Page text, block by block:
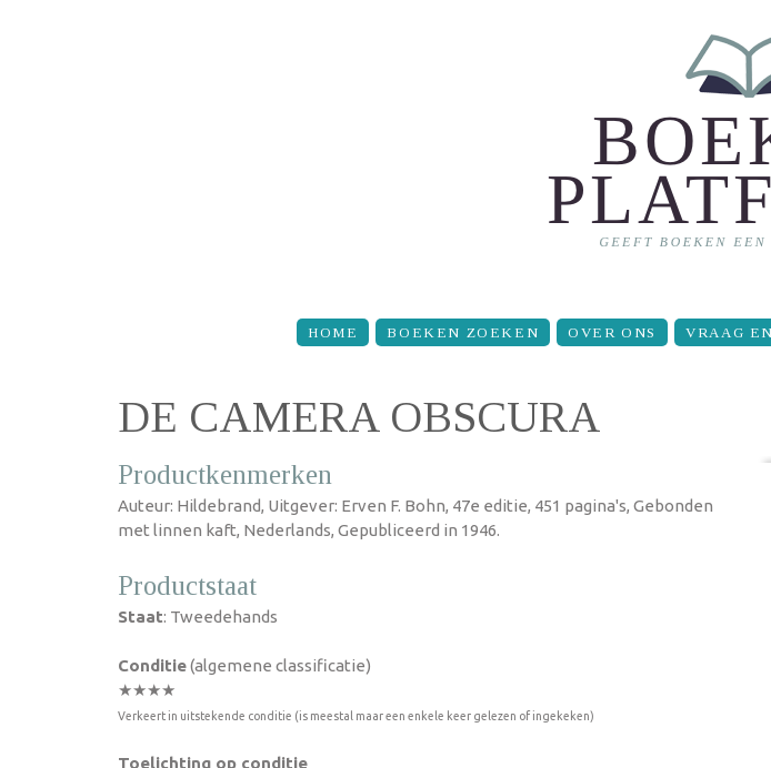
HOME BOEKEN ZOEKEN OVER ONS VRAAG
DE CAMERA OBSCURA
Productkenmerken
Auteur: Hildebrand, Uitgever: Erven F. Bohn, 47e editie, 451 pagina's, Gebonden
met linnen kaft, Nederlands, Gepubliceerd in 1946.
Productstaat
Staat: Tweedehands
Conditie(algemene classificatie)
★★★★
Verkeert in uitstekende conditie (is meestal maar een enkele keer gelezen of ingekeken)
Toelichting op conditie